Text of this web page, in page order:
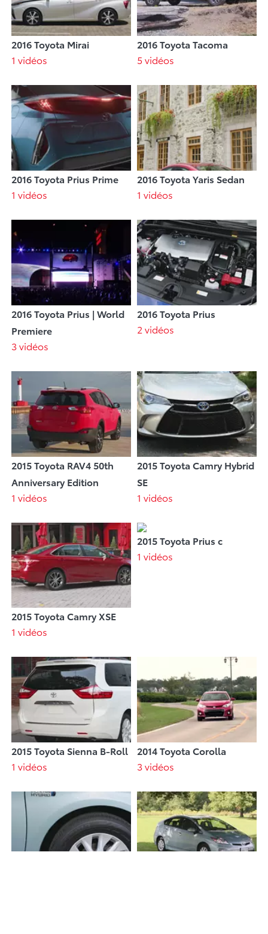
2016 Toyota Mirai
1 vidéos
2016 Toyota Tacoma
5 vidéos
2016 Toyota Prius Prime
1 vidéos
2016 Toyota Yaris Sedan
1 vidéos
2016 Toyota Prius | World
Premiere
3 vidéos
2016 Toyota Prius
2 vidéos
2015 Toyota RAV4 50th
Anniversary Edition
1 vidéos
2015 Toyota Camry Hybrid
SE
1 vidéos
2015 Toyota Camry XSE
1 vidéos
2015 Toyota Prius c
1 vidéos
2015 Toyota Sienna B-Roll
1 vidéos
2014 Toyota Corolla
3 vidéos